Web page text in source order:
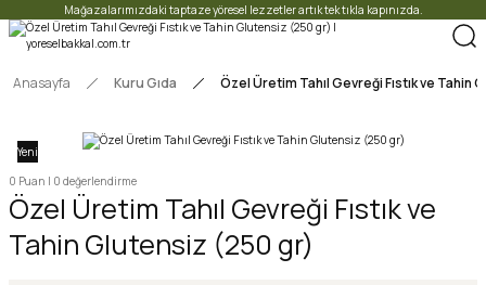
Mağazalarımızdaki taptaze yöresel lezzetler artık tek tıkla kapınızda.
Anasayfa Kuru Gıda Özel Üretim Tahıl Gevreği Fıstık ve
Yeni
0 Puan | 0 değerlendirme
Özel Üretim Tahıl Gevreği Fıstık ve
Tahin Glutensiz (250 gr)